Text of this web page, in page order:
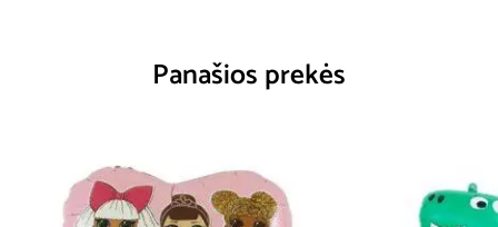
Panašios prekės